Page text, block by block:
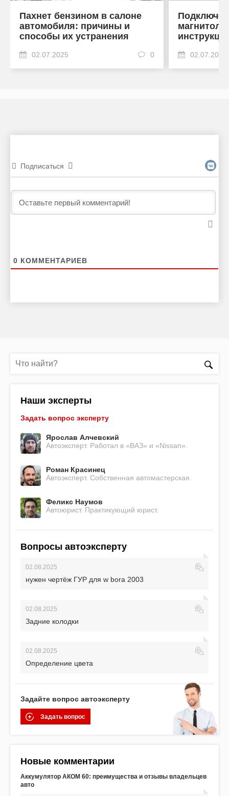
Пахнет бензином в салоне
автомобиля: причины и
способы их устранения
02.07.2025 0 02.07.2025
Подписаться
0 КОММЕНТАРИЕВ
Наши эксперты
Задать вопрос эксперту
Ярослав Алчевский
Автоэксперт. Работал в «ВАЗ» и «Nissan».
Роман Красинец
Автоэксперт. Собственная автомастерская.
Феликс Наумов
Автоюрист. Практикующий юрист.
Вопросы автоэксперту
02.08.2025
нужен чертёж ГУР для w bora 2003
02.08.2025
Задние колодки
02.08.2025
Определение цвета
Задайте вопрос автоэксперту
Задать вопрос
Новые комментарии
Аккумулятор АКОМ 60: преимущества и отзывы владельцев
авто